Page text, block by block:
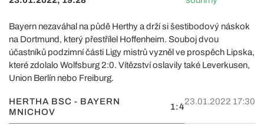
Bayern nezaváhal na půdě Herthy a drží si šestibodový náskok
na Dortmund, který přestřílel Hoffenheim. Souboj dvou
účastníků podzimní části Ligy mistrů vyzněl ve prospěch Lipska,
které zdolalo Wolfsburg 2:0. Vítězství oslavily také Leverkusen,
Union Berlín nebo Freiburg.
HERTHA BSC - BAYERN
MNICHOV
1:4
23.01.2022 17:30